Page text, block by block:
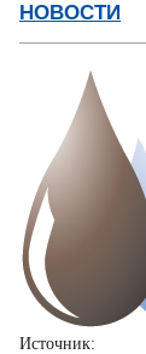
НОВОСТИ
Источник: